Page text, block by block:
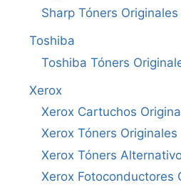
Sharp Tóners Originales
Toshiba
Toshiba Tóners
Xerox
Xerox Cartuchos
Xerox Tóners Originales
Xerox Tóners
Xerox Fotoconductores